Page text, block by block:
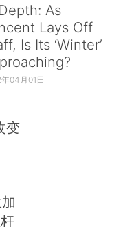
As
Lays Off
Is Its ‘Winter’
04月01日
变